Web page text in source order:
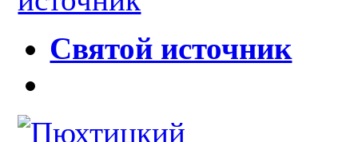
Святой источник